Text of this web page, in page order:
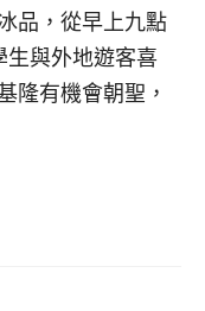
品，從早上九點
生與外地遊客喜
隆有機會朝聖，